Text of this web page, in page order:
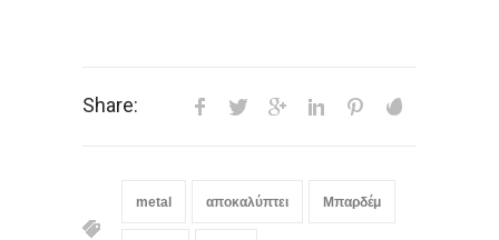
Share:
metal αποκαλύπτει Μπαρδέμ